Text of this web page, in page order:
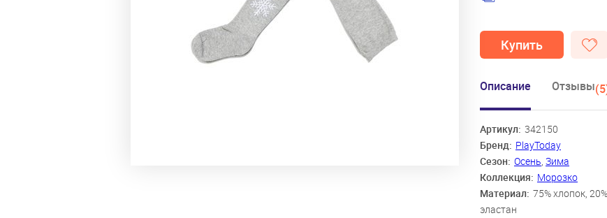
Купить
Описание Отзывы
Артикул: 342150
Бренд: PlayToday
Сезон: Осень, Зима
Коллекция: Морозко
Материал: 75% хлопок,
эластан